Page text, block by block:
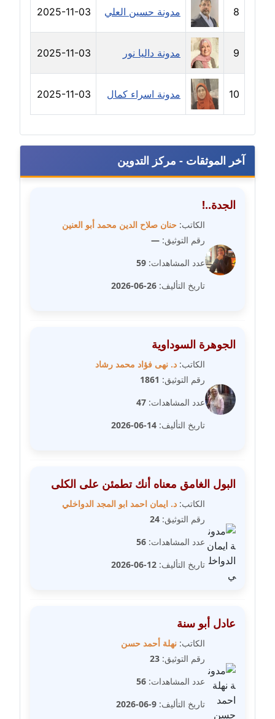
مدونة دعاء الشاهد
عاملة
مدونة دينا عاصم
عاملة
مدونة دينا منير
عاملة
مدونة راقية الدويك
عاملة
مدونة رجاء دياب
مدونة رحاب منيعم
عاملة
مدونة رشا شمس الدين
مدونة رشا كمال
عاملة
مدونة رشيد سبابو
عاملة
مدونة رفعت عراقي
عاملة
مدونة ريهام الخميسي
عاملة
عاملة
8 مدونة حسين العلي 2025-11-03
9 مدونة داليا نور 2025-11-03
10 مدونة اسراء كمال 2025-11-03
آخر الموثقات - مركز التدوين
الجدة..!
الكاتب: حنان صلاح الدين محمد أبو العنين
رقم التوثيق: —
عدد المشاهدات: 59
تاريخ التأليف: 26-06-2026
الجوهرة السوداوية
الكاتب: د. نهى فؤاد محمد رشاد
رقم التوثيق: 1861
عدد المشاهدات: 47
تاريخ التأليف: 14-06-2026
البول الغامق معناه أنك تطمئن على الكلى
الكاتب: د. ايمان احمد ابو المجد الدواخلي
رقم التوثيق: 24
عدد المشاهدات: 56
تاريخ التأليف: 12-06-2026
عادل أبو سنة
الكاتب: نهلة أحمد حسن
رقم التوثيق: 23
عدد المشاهدات: 56
تاريخ التأليف: 9-06-2026